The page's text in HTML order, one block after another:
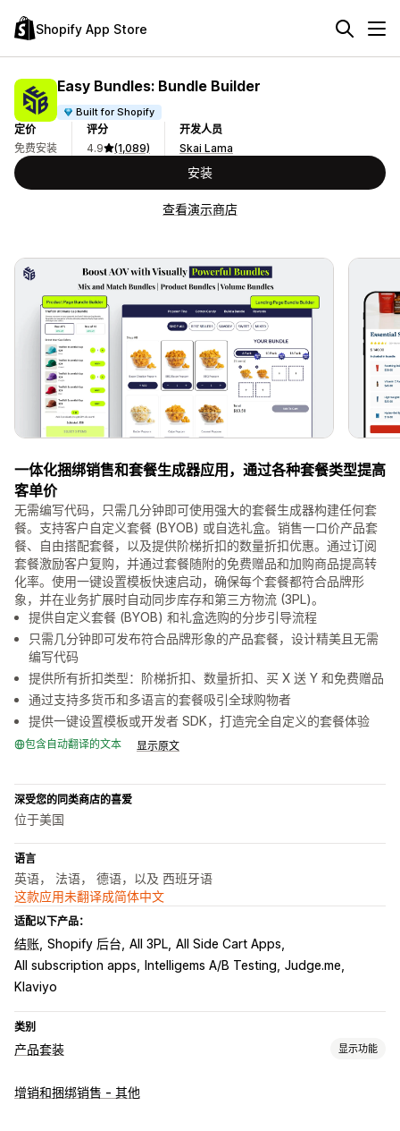
Shopify App Store
Easy Bundles: Bundle Builder
Built for Shopify
定价
免费安装
评分
4.9
(1,089)
开发人员
Skai Lama
安装
查看演示商店
一体化捆绑销售和套餐生成器应用，通过各种套餐类型提高
客单价
无需编写代码，只需几分钟即可使用强大的套餐生成器构建任何套
餐。支持客户自定义套餐 (BYOB) 或自选礼盒。销售一口价产品套
餐、自由搭配套餐，以及提供阶梯折扣的数量折扣优惠。通过订阅
套餐激励客户复购，并通过套餐随附的免费赠品和加购商品提高转
化率。使用一键设置模板快速启动，确保每个套餐都符合品牌形
象，并在业务扩展时自动同步库存和第三方物流 (3PL)。
提供自定义套餐 (BYOB) 和礼盒选购的分步引导流程
只需几分钟即可发布符合品牌形象的产品套餐，设计精美且无需
编写代码
提供所有折扣类型：阶梯折扣、数量折扣、买 X 送 Y 和免费赠品
通过支持多货币和多语言的套餐吸引全球购物者
提供一键设置模板或开发者 SDK，打造完全自定义的套餐体验
包含自动翻译的文本 显示原文
深受您的同类商店的喜爱
位于美国
语言
英语， 法语， 德语，以及 西班牙语
这款应用未翻译成简体中文
适配以下产品：
结账 Shopify 后台 All 3PL All Side Cart Apps
All subscription apps
Intelligems A/B Testing Judge.me
Klaviyo
类别
产品套装 显示功能
套装类型
增销和捆绑销售 - 其他